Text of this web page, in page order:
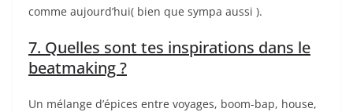
comme aujourd’hui( bien que sympa aussi ).
7. Quelles sont tes inspirations dans le
beatmaking ?
Un mélange d’épices entre voyages, boom-bap, house,